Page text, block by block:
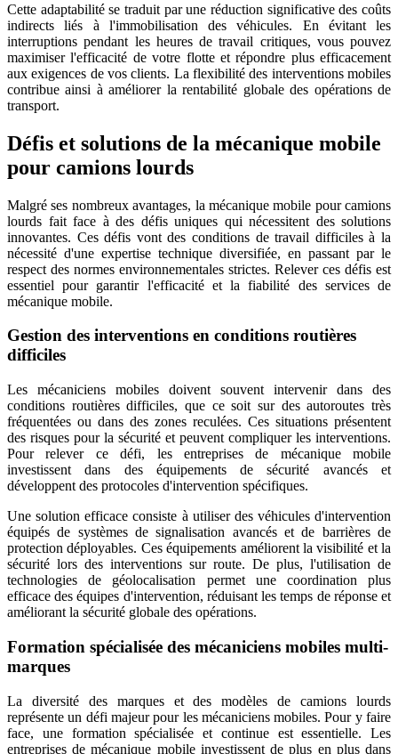
Cette adaptabilité se traduit par une réduction significative des coûts
indirects liés à l'immobilisation des véhicules. En évitant les
interruptions pendant les heures de travail critiques, vous pouvez
maximiser l'efficacité de votre flotte et répondre plus efficacement
aux exigences de vos clients. La flexibilité des interventions mobiles
contribue ainsi à améliorer la rentabilité globale des opérations de
transport.
Défis et solutions de la mécanique mobile
pour camions lourds
Malgré ses nombreux avantages, la mécanique mobile pour camions
lourds fait face à des défis uniques qui nécessitent des solutions
innovantes. Ces défis vont des conditions de travail difficiles à la
nécessité d'une expertise technique diversifiée, en passant par le
respect des normes environnementales strictes. Relever ces défis est
essentiel pour garantir l'efficacité et la fiabilité des services de
mécanique mobile.
Gestion des interventions en conditions routières
difficiles
Les mécaniciens mobiles doivent souvent intervenir dans des
conditions routières difficiles, que ce soit sur des autoroutes très
fréquentées ou dans des zones reculées. Ces situations présentent
des risques pour la sécurité et peuvent compliquer les interventions.
Pour relever ce défi, les entreprises de mécanique mobile
investissent dans des équipements de sécurité avancés et
développent des protocoles d'intervention spécifiques.
Une solution efficace consiste à utiliser des véhicules d'intervention
équipés de systèmes de signalisation avancés et de barrières de
protection déployables. Ces équipements améliorent la visibilité et la
sécurité lors des interventions sur route. De plus, l'utilisation de
technologies de géolocalisation permet une coordination plus
efficace des équipes d'intervention, réduisant les temps de réponse et
améliorant la sécurité globale des opérations.
Formation spécialisée des mécaniciens mobiles multi-
marques
La diversité des marques et des modèles de camions lourds
représente un défi majeur pour les mécaniciens mobiles. Pour y faire
face, une formation spécialisée et continue est essentielle. Les
entreprises de mécanique mobile investissent de plus en plus dans